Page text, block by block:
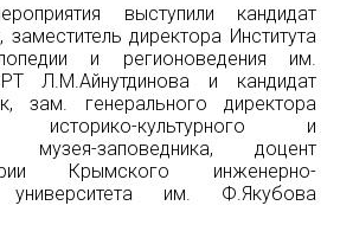
выступили кандидат
заместитель директора Института
и регионоведения им.
Л.М.Айнутдинова и кандидат
зам. генерального директора
историко-культурного и
музея-заповедника, доцент
Крымского инженерно-
университета им. Ф.Якубова